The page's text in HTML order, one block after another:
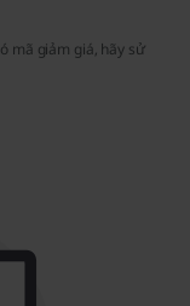
mã giảm giá, hãy sử